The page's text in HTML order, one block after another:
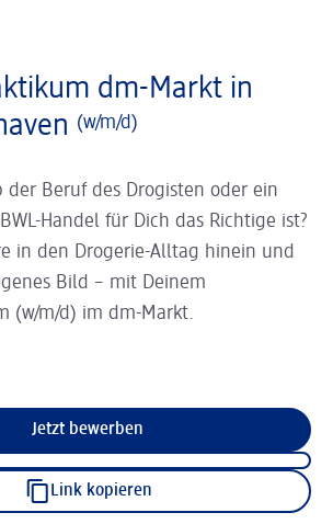
dm-Markt in
(w/m/d)
der Beruf des Drogisten oder ein
Handel für Dich das Richtige ist?
in den Drogerie-Alltag hinein und
Bild – mit Deinem
(w/m/d) im dm-Markt.
Jetzt bewerben
Link kopieren